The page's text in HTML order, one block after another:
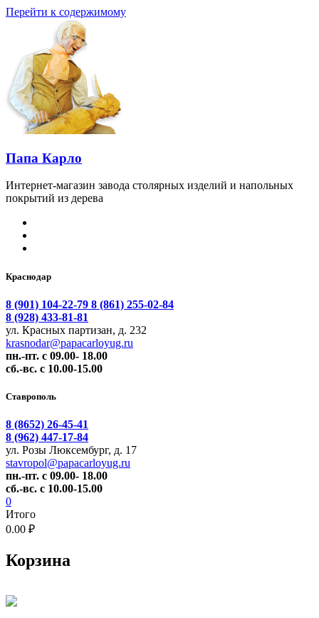
Перейти к содержимому
Папа Карло
Интернет-магазин завода столярных изделий и напольных
покрытий из дерева
Краснодар
8 (901) 104-22-79 8 (861) 255-02-84
8 (928) 433-81-81
ул. Красных партизан, д. 232
krasnodar@papacarloyug.ru
пн.-пт. с 09.00- 18.00
сб.-вс. с 10.00-15.00
Ставрополь
8 (8652) 26-45-41
8 (962) 447-17-84
ул. Розы Люксембург, д. 17
stavropol@papacarloyug.ru
пн.-пт. с 09.00- 18.00
сб.-вс. с 10.00-15.00
0
Итого
0.00 ₽
Корзина